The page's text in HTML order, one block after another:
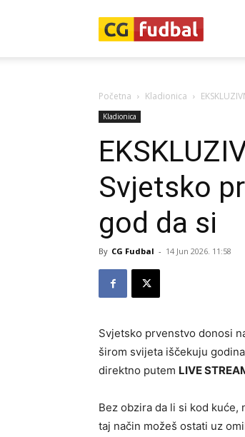
Početna Kladionica
Kladionica
Svjetsko
god da si
By CG Fudbal - 14 Jun 2026. 11:58
Svjetsko prvenstvo donosi
širom svijeta iščekuju
direktno putem LIVE
Bez obzira da li si kod
taj način možeš ostati uz